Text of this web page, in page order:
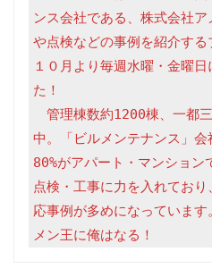
ンス会社である、株式会社
や点検などの事例を紹介す
１０月より毎週水曜・金曜
た！
管理棟数約1200棟、一都
中。「ビルメンテナンス」
80%がアパート・マンショ
点検・工事に力を入れてお
応事例が多めになっています
メン王に俺はなる！